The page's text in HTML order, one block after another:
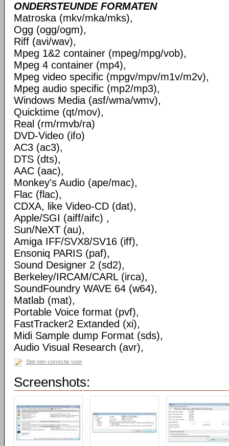
ONDERSTEUNDE FORMATEN
Matroska (mkv/mka/mks),
Ogg (ogg/ogm),
Riff (avi/wav),
Mpeg 1&2 container (mpeg/mpg/vob),
Mpeg 4 container (mp4),
Mpeg video specific (mpgv/mpv/m1v/m2v),
Mpeg audio specific (mp2/mp3),
Windows Media (asf/wma/wmv),
Quicktime (qt/mov),
Real (rm/rmvb/ra)
DVD-Video (ifo)
AC3 (ac3),
DTS (dts),
AAC (aac),
Monkey's Audio (ape/mac),
Flac (flac),
CDXA, like Video-CD (dat),
Apple/SGI (aiff/aifc) ,
Sun/NeXT (au),
Amiga IFF/SVX8/SV16 (iff),
Ensoniq PARIS (paf),
Sound Designer 2 (sd2),
Berkeley/IRCAM/CARL (irca),
SoundFoundry WAVE 64 (w64),
Matlab (mat),
Portable Voice format (pvf),
FastTracker2 Extanded (xi),
Midi Sample dump Format (sds),
Audio Visual Research (avr),
Stel een correctie voor
Screenshots: